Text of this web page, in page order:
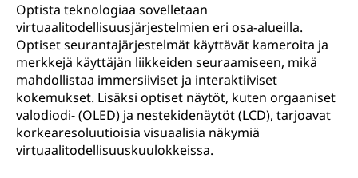
Optista teknologiaa sovelletaan
virtuaalitodellisuusjärjestelmien eri osa-alueilla.
Optiset seurantajärjestelmät käyttävät kameroita ja
merkkejä käyttäjän liikkeiden seuraamiseen, mikä
mahdollistaa immersiiviset ja interaktiiviset
kokemukset. Lisäksi optiset näytöt, kuten orgaaniset
valodiodi- (OLED) ja nestekidenäytöt (LCD), tarjoavat
korkearesoluutioisia visuaalisia näkymiä
virtuaalitodellisuuskuulokkeissa.